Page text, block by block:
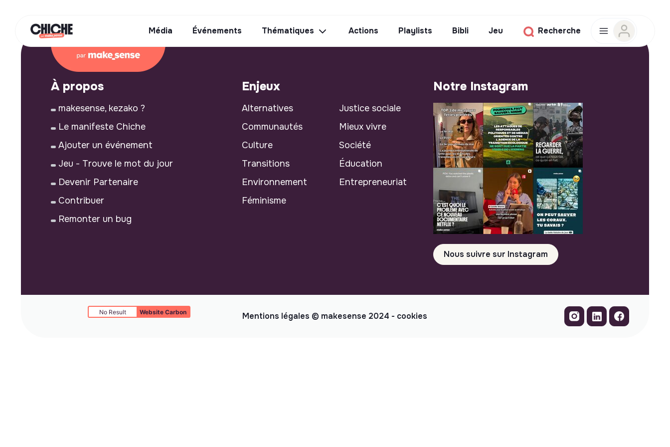
Média Événements Thématiques Actions Playlists Bibli Jeu Recherche
À propos
makesense, kezako ?
Le manifeste Chiche
Ajouter un événement
Jeu - Trouve le mot du jour
Devenir Partenaire
Contribuer
Remonter un bug
Enjeux
Alternatives
Communautés
Culture
Transitions
Environnement
Féminisme
Justice sociale
Mieux vivre
Société
Éducation
Entrepreneuriat
Notre Instagram
Nous suivre sur Instagram
No Result Website Carbon Mentions légales © makesense 2024 - cookies